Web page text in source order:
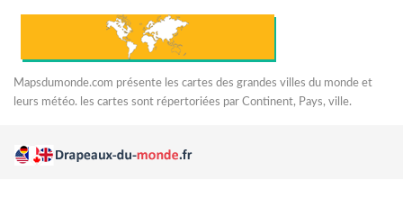
Mapsdumonde.com présente les cartes des grandes villes du monde et
leurs météo. les cartes sont répertoriées par Continent, Pays, ville.